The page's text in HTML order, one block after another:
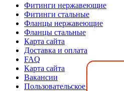
Фитинги нержавеющие
Фитинги стальные
Фланцы нержавеющие
Фланцы стальные
Карта сайта
Доставка и оплата
FAQ
Карта сайта
Вакансии
Пользовательское соглашение